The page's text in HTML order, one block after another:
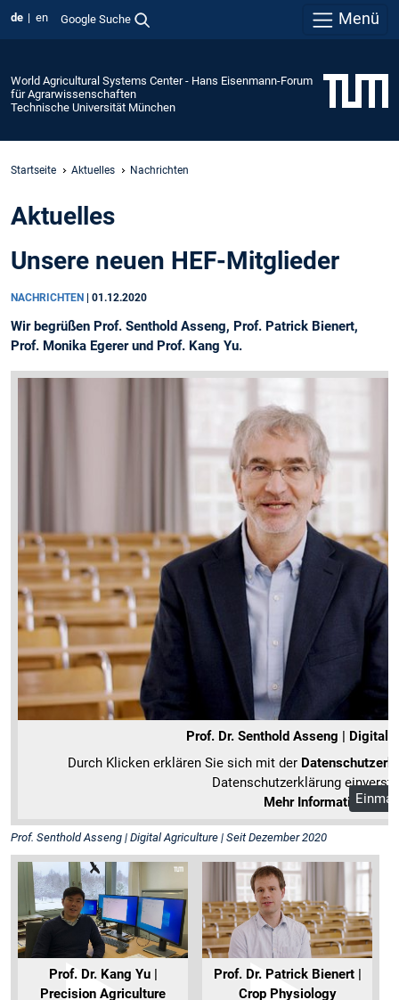
de en Google Suche Menü
World Agricultural Systems Center - Hans Eisenmann-Forum
für Agrarwissenschaften
Technische Universität München
Startseite Aktuelles Nachrichten
Aktuelles
Unsere neuen HEF-Mitglieder
NACHRICHTEN 01.12.2020
Wir begrüßen Prof. Senthold Asseng, Prof. Patrick Bienert,
Prof. Monika Egerer und Prof. Kang Yu.
Prof. Dr. Senthold Asseng | Digital
Durch Klicken erklären Sie sich mit der
Datenschutzerklärung
Mehr Informationen
Prof. Senthold Asseng | Digital Agriculture | Seit Dezember 2020
Prof. Dr. Kang Yu |
Precision Agriculture
Prof. Dr. Patrick Bienert |
Crop Physiology